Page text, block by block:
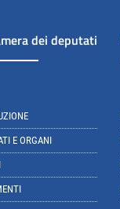
dei deputati
E ORGANI